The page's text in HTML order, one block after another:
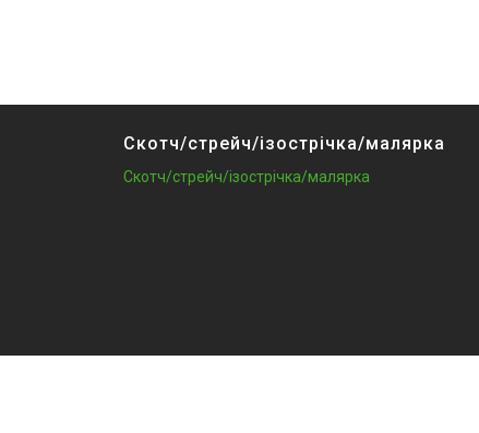
Скотч/стрейч/ізострічка/малярка
Скотч/стрейч/ізострічка/малярка